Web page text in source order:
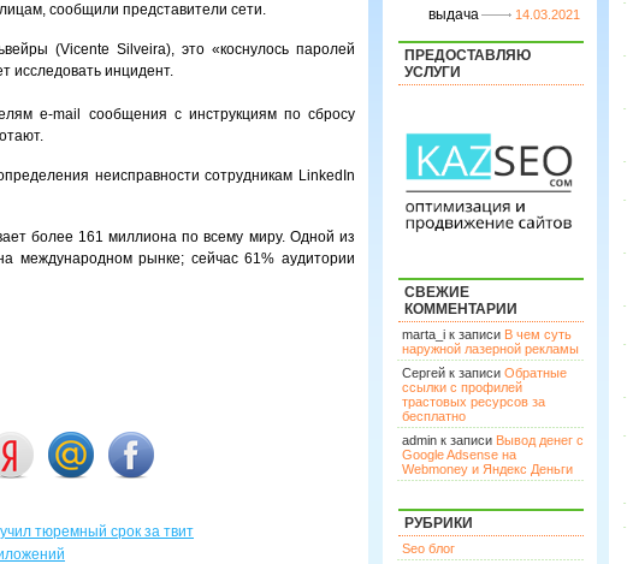
сообщили представители сети.
(Vicente Silveira), это «коснулось паролей
исследовать инцидент.
e-mail сообщения с инструкциям по сбросу
неисправности сотрудникам LinkedIn
более 161 миллиона по всему миру. Одной из
международном рынке; сейчас 61% аудитории
тюремный срок за твит
выдача 14.03.2021
ПРЕДОСТАВЛЯЮ
УСЛУГИ
СВЕЖИЕ
КОММЕНТАРИИ
marta_i к записи В чем суть
наружной лазерной рекламы
Сергей к записи Обратные
ссылки с профилей
трастовых ресурсов за
бесплатно
admin к записи Вывод денег с
Google Adsense на
Webmoney и Яндекс Деньги
РУБРИКИ
Seo блог